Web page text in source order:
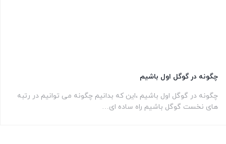
چگونه در گوگل اول باشیم
چگونه در گوگل اول باشیم ،این که بدانیم چگونه می توانیم در رتبه
های نخست گوگل باشیم راه ساده ای…